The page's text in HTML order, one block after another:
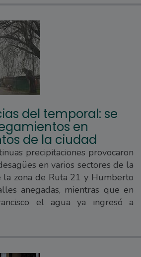
del temporal: se
en
de la ciudad
precipitaciones provocaron
en varios sectores de la
la zona de Ruta 21 y Humberto
anegadas, mientras que en
el agua ya ingresó a